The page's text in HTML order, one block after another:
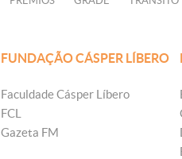
FUNDAÇÃO CÁSPER LÍBERO
Faculdade Cásper Líbero
FCL
Gazeta FM